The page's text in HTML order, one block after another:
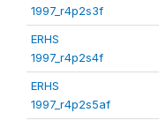
1997_r4p2s3f
ERHS
1997_r4p2s4f
ERHS
1997_r4p2s5af